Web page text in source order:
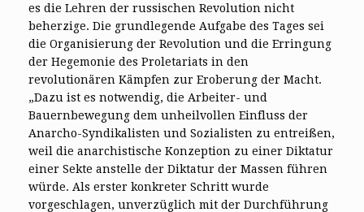
es die Lehren der russischen Revolution nicht
beherzige. Die grundlegende Aufgabe des Tages sei
die Organisierung der Revolution und die Erringung
der Hegemonie des Proletariats in den
revolutionären Kämpfen zur Eroberung der Macht.
„Dazu ist es notwendig, die Arbeiter- und
Bauernbewegung dem unheilvollen Einfluss der
Anarcho-Syndikalisten und Sozialisten zu entreißen,
weil die anarchistische Konzeption zu einer Diktatur
einer Sekte anstelle der Diktatur der Massen führen
würde. Als erster konkreter Schritt wurde
vorgeschlagen, unverzüglich mit der Durchführung